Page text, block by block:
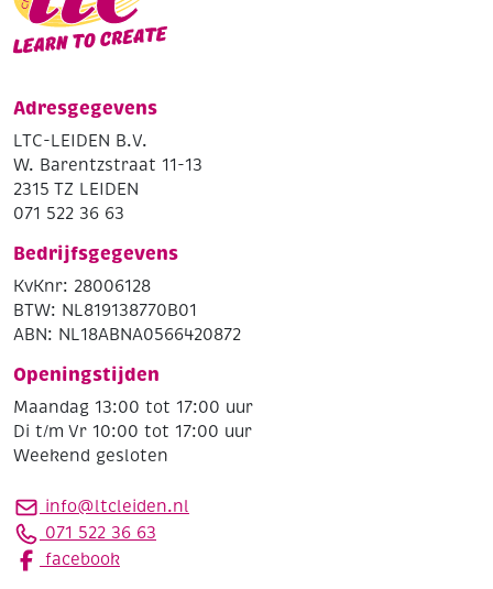
Adresgegevens
LTC-LEIDEN B.V.
W. Barentzstraat 11-13
2315 TZ LEIDEN
071 522 36 63
Bedrijfsgegevens
KvKnr: 28006128
BTW: NL819138770B01
ABN: NL18ABNA0566420872
Openingstijden
Maandag 13:00 tot 17:00 uur
Di t/m Vr 10:00 tot 17:00 uur
Weekend gesloten
info@ltcleiden.nl
071 522 36 63
facebook